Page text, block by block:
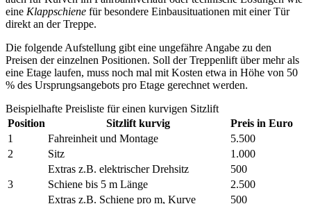
eine Klappschiene für besondere Einbausituationen mit einer Tür
direkt an der Treppe.
Die folgende Aufstellung gibt eine ungefähre Angabe zu den
Preisen der einzelnen Positionen. Soll der Treppenlift über mehr als
eine Etage laufen, muss noch mal mit Kosten etwa in Höhe von 50
% des Ursprungsangebots pro Etage gerechnet werden.
Beispielhafte Preisliste für einen kurvigen Sitzlift
Position
Sitzlift kurvig
Preis in Euro
1
Fahreinheit und Montage
5.500
2
Sitz
1.000
Extras z.B. elektrischer Drehsitz
500
3
Schiene bis 5 m Länge
2.500
Extras z.B. Schiene pro m, Kurve
500